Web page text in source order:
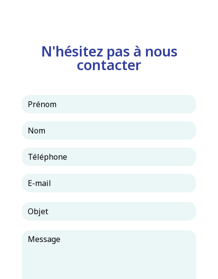
N'hésitez pas à nous
contacter